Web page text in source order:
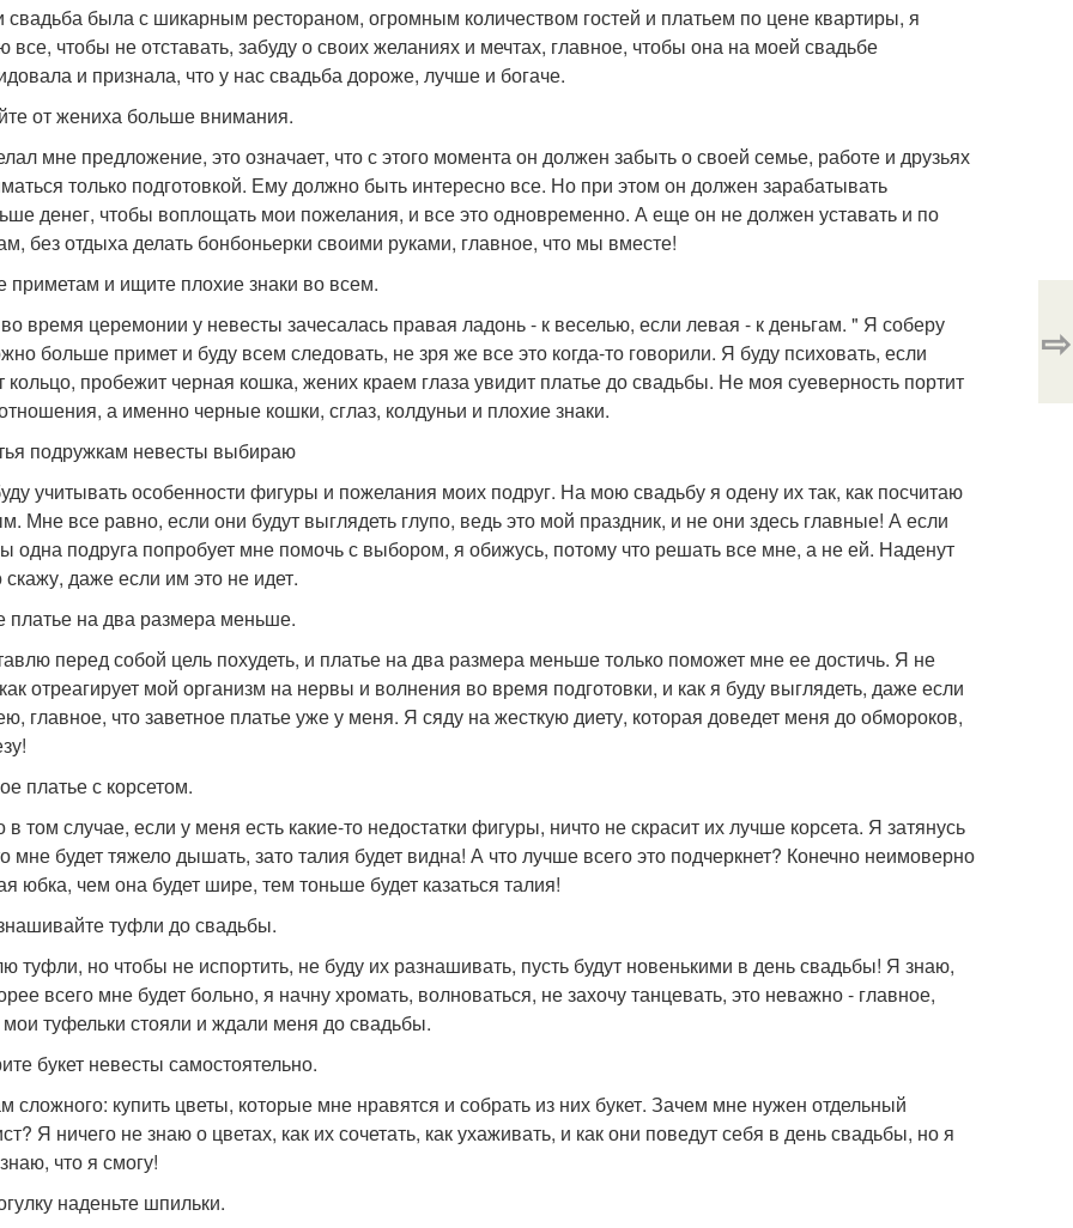
свадьба была с шикарным рестораном, огромным количеством гостей и платьем по цене квартиры, я
все, чтобы не отставать, забуду о своих желаниях и мечтах, главное, чтобы она на моей свадьбе
и признала, что у нас свадьба дороже, лучше и богаче.
от жениха больше внимания.
мне предложение, это означает, что с этого момента он должен забыть о своей семье, работе и друзьях
только подготовкой. Ему должно быть интересно все. Но при этом он должен зарабатывать
денег, чтобы воплощать мои пожелания, и все это одновременно. А еще он не должен уставать и по
без отдыха делать бонбоньерки своими руками, главное, что мы вместе!
приметам и ищите плохие знаки во всем.
время церемонии у невесты зачесалась правая ладонь - к веселью, если левая - к деньгам. " Я соберу
больше примет и буду всем следовать, не зря же все это когда-то говорили. Я буду психовать, если
кольцо, пробежит черная кошка, жених краем глаза увидит платье до свадьбы. Не моя суеверность портит
а именно черные кошки, сглаз, колдуньи и плохие знаки.
подружкам невесты выбираю
учитывать особенности фигуры и пожелания моих подруг. На мою свадьбу я одену их так, как посчитаю
Мне все равно, если они будут выглядеть глупо, ведь это мой праздник, и не они здесь главные! А если
одна подруга попробует мне помочь с выбором, я обижусь, потому что решать все мне, а не ей. Наденут
скажу, даже если им это не идет.
платье на два размера меньше.
перед собой цель похудеть, и платье на два размера меньше только поможет мне ее достичь. Я не
отреагирует мой организм на нервы и волнения во время подготовки, и как я буду выглядеть, даже если
главное, что заветное платье уже у меня. Я сяду на жесткую диету, которая доведет меня до обмороков,
платье с корсетом.
в том случае, если у меня есть какие-то недостатки фигуры, ничто не скрасит их лучше корсета. Я затянусь
мне будет тяжело дышать, зато талия будет видна! А что лучше всего это подчеркнет? Конечно неимоверно
юбка, чем она будет шире, тем тоньше будет казаться талия!
туфли до свадьбы.
туфли, но чтобы не испортить, не буду их разнашивать, пусть будут новенькими в день свадьбы! Я знаю,
всего мне будет больно, я начну хромать, волноваться, не захочу танцевать, это неважно - главное,
туфельки стояли и ждали меня до свадьбы.
букет невесты самостоятельно.
сложного: купить цветы, которые мне нравятся и собрать из них букет. Зачем мне нужен отдельный
Я ничего не знаю о цветах, как их сочетать, как ухаживать, и как они поведут себя в день свадьбы, но я
что я смогу!
наденьте шпильки.
⇨